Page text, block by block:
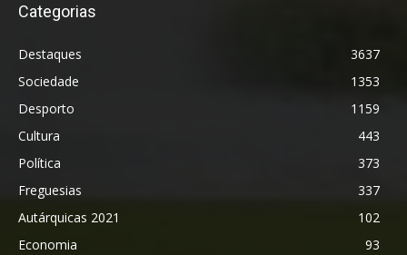
Categorias
Destaques
3637
Sociedade
1353
Desporto
1159
Cultura
443
Política
373
Freguesias
337
Autárquicas 2021
102
Economia
93